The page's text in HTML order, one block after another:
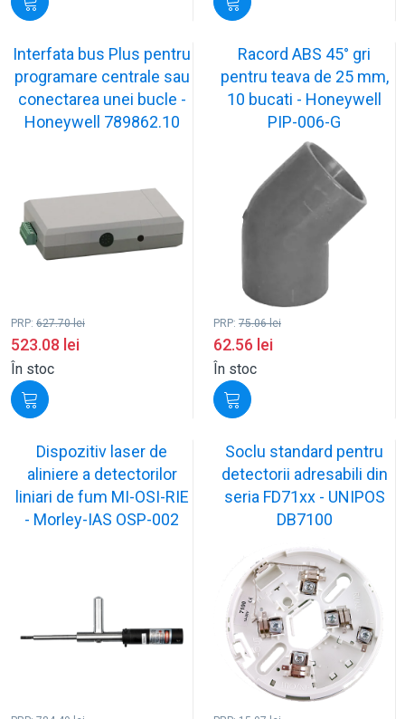
Interfata bus Plus pentru
programare centrale sau
conectarea unei bucle -
Honeywell 789862.10
PRP: 627.70lei
523.08 lei
În stoc
Racord ABS 45° gri
pentru teava de 25 mm,
10 bucati - Honeywell
PIP-006-G
PRP: 75.06lei
62.56 lei
În stoc
Dispozitiv laser de
aliniere a detectorilor
liniari de fum MI-OSI-RIE
- Morley-IAS OSP-002
Soclu standard pentru
detectorii adresabili din
seria FD71xx - UNIPOS
DB7100